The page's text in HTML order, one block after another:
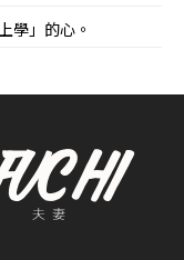
學」的心。